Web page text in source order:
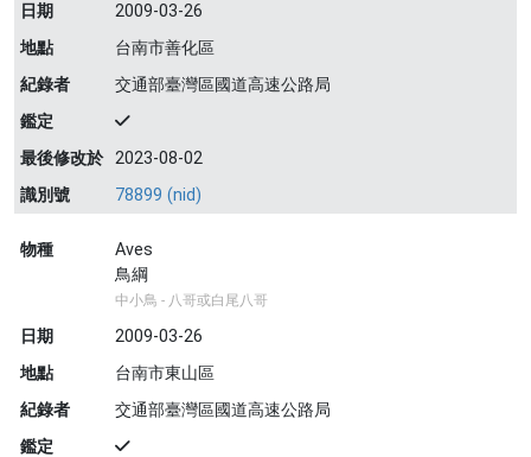
日期
2009-03-26
地點
台南市善化區
紀錄者
交通部臺灣區國道高速公路局
鑑定
最後修改於 2023-08-02
識別號
78899 (nid)
物種
Aves
鳥綱
中小鳥 - 八哥或白尾八哥
日期
2009-03-26
地點
台南市東山區
紀錄者
交通部臺灣區國道高速公路局
鑑定